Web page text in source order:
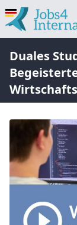
Duales
der BA